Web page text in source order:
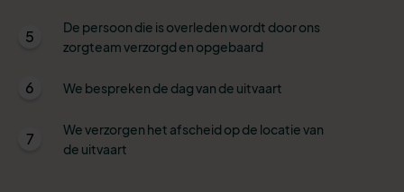
5
De persoon die is overleden wordt door ons
zorgteam verzorgd en opgebaard
6 We bespreken de dag van de uitvaart
7
We verzorgen het afscheid op de locatie van
de uitvaart